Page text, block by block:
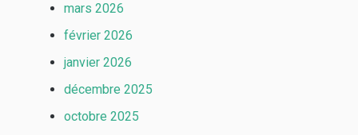
mars 2026
février 2026
janvier 2026
décembre 2025
octobre 2025